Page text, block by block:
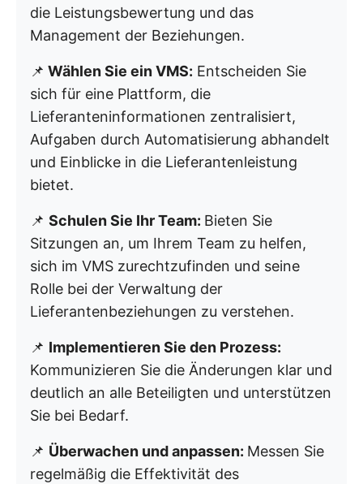
die Leistungsbewertung und das
Management der Beziehungen.
📌 Wählen Sie ein VMS: Entscheiden Sie
sich für eine Plattform, die
Lieferanteninformationen zentralisiert,
Aufgaben durch Automatisierung abhandelt
und Einblicke in die Lieferantenleistung
bietet.
📌 Schulen Sie Ihr Team: Bieten Sie
Sitzungen an, um Ihrem Team zu helfen,
sich im VMS zurechtzufinden und seine
Rolle bei der Verwaltung der
Lieferantenbeziehungen zu verstehen.
📌 Implementieren Sie den Prozess:
Kommunizieren Sie die Änderungen klar und
deutlich an alle Beteiligten und unterstützen
Sie bei Bedarf.
📌 Überwachen und anpassen: Messen Sie
regelmäßig die Effektivität des